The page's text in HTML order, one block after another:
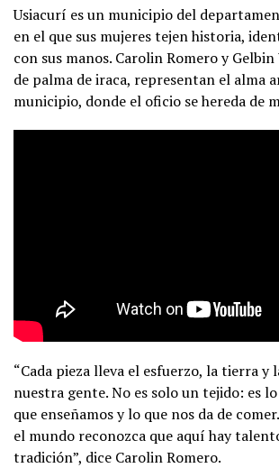
Usiacurí es un municipio del
en el que sus mujeres tejen historia,
con sus manos. Carolin Romero y
de palma de iraca, representan el alma
municipio, donde el oficio se hereda de
“Cada pieza lleva el esfuerzo, la tierra y
nuestra gente. No es solo un tejido: es
que enseñamos y lo que nos da de
el mundo reconozca que aquí hay
tradición”, dice Carolin Romero.